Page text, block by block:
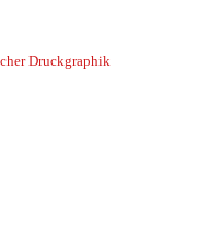
Druckgraphik